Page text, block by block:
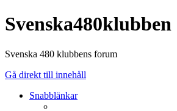
Svenska480klubben
Svenska 480 klubbens forum
Gå direkt till innehåll
Snabblänkar